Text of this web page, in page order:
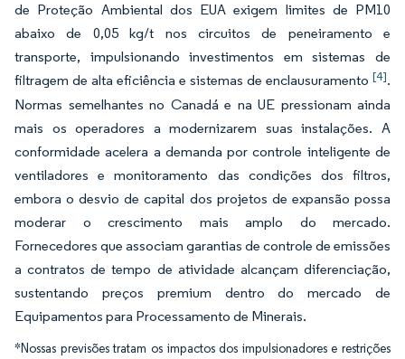
de Proteção Ambiental dos EUA exigem limites de PM10
abaixo de 0,05 kg/t nos circuitos de peneiramento e
transporte, impulsionando investimentos em sistemas de
filtragem de alta eficiência e sistemas de enclausuramento [4].
Normas semelhantes no Canadá e na UE pressionam ainda
mais os operadores a modernizarem suas instalações. A
conformidade acelera a demanda por controle inteligente de
ventiladores e monitoramento das condições dos filtros,
embora o desvio de capital dos projetos de expansão possa
moderar o crescimento mais amplo do mercado.
Fornecedores que associam garantias de controle de emissões
a contratos de tempo de atividade alcançam diferenciação,
sustentando preços premium dentro do mercado de
Equipamentos para Processamento de Minerais.
*Nossas previsões tratam os impactos dos impulsionadores e restrições